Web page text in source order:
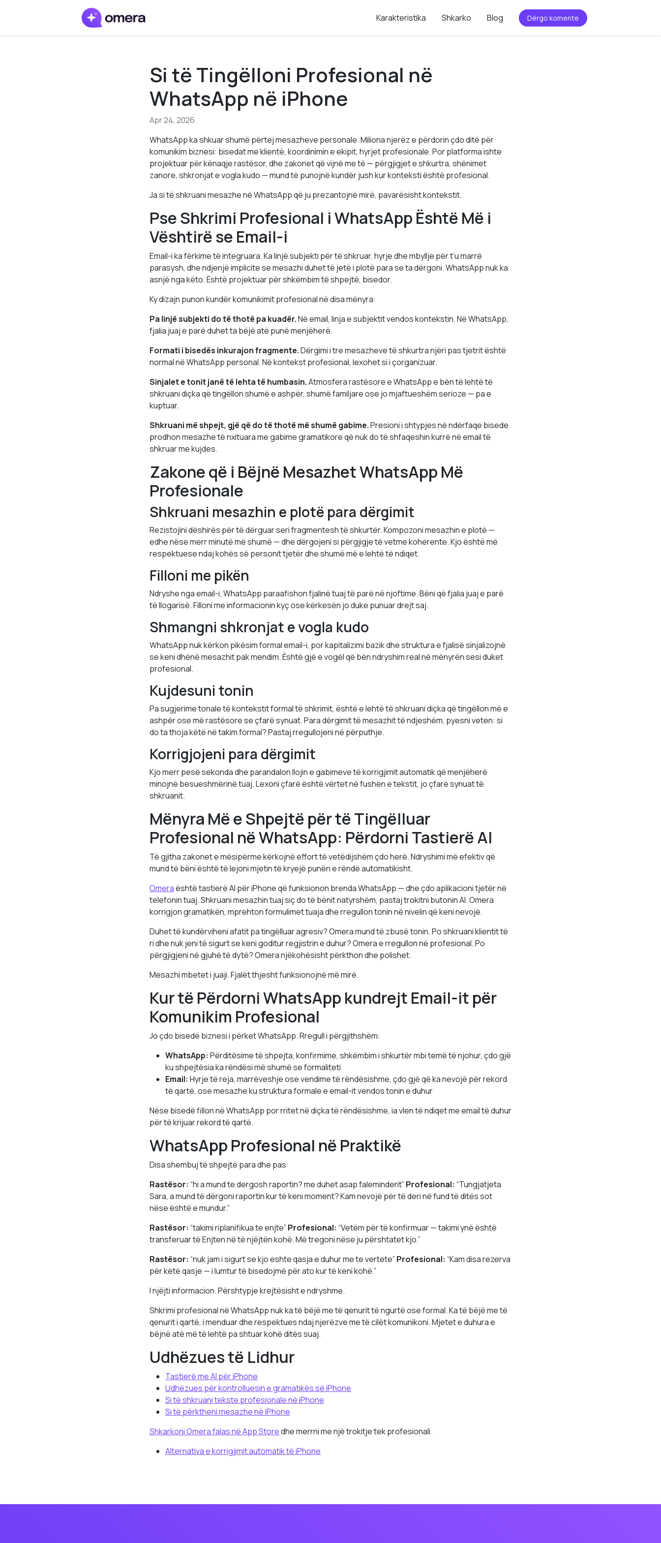
Karakteristika Shkarko Blog Dërgo komente
Si të Tingëlloni Profesional në
WhatsApp në iPhone
Apr 24, 2026
WhatsApp ka shkuar shumë përtej mesazheve personale. Miliona njerëz e përdorin çdo ditë për
komunikim biznesi: bisedat me klientë, koordinimin e ekipit, hyrjet profesionale. Por platforma ishte
projektuar për kënaqje rastësor, dhe zakonet që vijnë me të — përgjigjet e shkurtra, shënimet
zanore, shkronjat e vogla kudo — mund të punojnë kundër jush kur konteksti është profesional.
Ja si të shkruani mesazhe në WhatsApp që ju prezantojnë mirë, pavarësisht kontekstit.
Pse Shkrimi Profesional i WhatsApp Është Më i
Vështirë se Email-i
Email-i ka fërkime të integruara. Ka linjë subjekti për të shkruar, hyrje dhe mbyllje për t’u marrë
parasysh, dhe ndjenjë implicite se mesazhi duhet të jetë i plotë para se ta dërgoni. WhatsApp nuk ka
asnjë nga këto. Është projektuar për shkëmbim të shpejtë, bisedor.
Ky dizajn punon kundër komunikimit profesional në disa mënyra:
Pa linjë subjekti do të thotë pa kuadër.Në email, linja e subjektit vendos kontekstin. Në WhatsApp,
fjalia juaj e parë duhet ta bëjë atë punë menjëherë.
Formati i bisedës inkurajon fragmente.Dërgimi i tre mesazheve të shkurtra njëri pas tjetrit është
normal në WhatsApp personal. Në kontekst profesional, lexohet si i çorganizuar.
Sinjalet e tonit janë të lehta të humbasin.Atmosfera rastësore e WhatsApp e bën të lehtë të
shkruani diçka që tingëllon shumë e ashpër, shumë familjare ose jo mjaftueshëm serioze — pa e
kuptuar.
Shkruani më shpejt, gjë që do të thotë më shumë gabime.Presioni i shtypjes në ndërfaqe bisede
prodhon mesazhe të nxituara me gabime gramatikore që nuk do të shfaqeshin kurrë në email të
shkruar me kujdes.
Zakone që i Bëjnë Mesazhet WhatsApp Më
Profesionale
Shkruani mesazhin e plotë para dërgimit
Rezistojini dëshirës për të dërguar seri fragmentesh të shkurtër. Kompozoni mesazhin e plotë —
edhe nëse merr minutë më shumë — dhe dërgojeni si përgjigje të vetme koherente. Kjo është më
respektuese ndaj kohës së personit tjetër dhe shumë më e lehtë të ndiqet.
Filloni me pikën
Ndryshe nga email-i, WhatsApp paraafishon fjalinë tuaj të parë në njoftime. Bëni që fjalia juaj e parë
të llogarisë. Filloni me informacionin kyç ose kërkesën jo duke punuar drejt saj.
Shmangni shkronjat e vogla kudo
WhatsApp nuk kërkon pikësim formal email-i, por kapitalizimi bazik dhe struktura e fjalisë sinjalizojnë
se keni dhënë mesazhit pak mendim. Është gjë e vogël që bën ndryshim real në mënyrën sesi duket
profesional.
Kujdesuni tonin
Pa sugjerime tonale të kontekstit formal të shkrimit, është e lehtë të shkruani diçka që tingëllon më e
ashpër ose më rastësore se çfarë synuat. Para dërgimit të mesazhit të ndjeshëm, pyesni veten: si
do ta thoja këtë në takim formal? Pastaj rregullojeni në përputhje.
Korrigjojeni para dërgimit
Kjo merr pesë sekonda dhe parandalon llojin e gabimeve të korrigjimit automatik që menjëherë
minojnë besueshmërinë tuaj. Lexoni çfarë është vërtet në fushën e tekstit, jo çfarë synuat të
shkruanit.
Mënyra Më e Shpejtë për të Tingëlluar
Profesional në WhatsApp: Përdorni Tastierë AI
Të gjitha zakonet e mësipërme kërkojnë effort të vetëdijshëm çdo herë. Ndryshimi më efektiv që
mund të bëni është të lejoni mjetin të kryejë punën e rëndë automatikisht.
Omeraështë tastierë AI për iPhone që funksionon brenda WhatsApp — dhe çdo aplikacioni tjetër në
telefonin tuaj. Shkruani mesazhin tuaj siç do të bënit natyrshëm, pastaj trokitni butonin AI. Omera
korrigjon gramatikën, mprehton formulimet tuaja dhe rregullon tonin në nivelin që keni nevojë.
Duhet të kundërviheni afatit pa tingëlluar agresiv? Omera mund të zbusë tonin. Po shkruani klientit të
ri dhe nuk jeni të sigurt se keni goditur regjistrin e duhur? Omera e rregullon në profesional. Po
përgjigjeni në gjuhë të dytë? Omera njëkohësisht përkthon dhe polishet.
Mesazhi mbetet i juaji. Fjalët thjesht funksionojnë më mirë.
Kur të Përdorni WhatsApp kundrejt Email-it për
Komunikim Profesional
Jo çdo bisedë biznesi i përket WhatsApp. Rregull i përgjithshëm:
WhatsApp: Përditësime të shpejta, konfirmime, shkëmbim i shkurtër mbi temë të njohur, çdo gjë
ku shpejtësia ka rëndësi më shumë se formaliteti
Email: Hyrje të reja, marrëveshje ose vendime të rëndësishme, çdo gjë që ka nevojë për rekord
të qartë, ose mesazhe ku struktura formale e email-it vendos tonin e duhur
Nëse bisedë fillon në WhatsApp por rritet në diçka të rëndësishme, ia vlen të ndiqet me email të duhur
për të krijuar rekord të qartë.
WhatsApp Profesional në Praktikë
Disa shembuj të shpejtë para dhe pas:
Rastësor: “hi a mund te dergosh raportin? me duhet asap faleminderit” Profesional: “Tungjatjeta
Sara, a mund të dërgoni raportin kur të keni moment? Kam nevojë për të deri në fund të ditës sot
nëse është e mundur.”
Rastësor: “takimi riplanifikua te enjte” Profesional: “Vetëm për të konfirmuar — takimi ynë është
transferuar të Enjten në të njëjtën kohë. Më tregoni nëse ju përshtatet kjo.”
Rastësor: “nuk jam i sigurt se kjo eshte qasja e duhur me te vertete” Profesional: “Kam disa rezerva
për këtë qasje — i lumtur të bisedojmë për ato kur të keni kohë.”
I njëjti informacion. Përshtypje krejtësisht e ndryshme.
Shkrimi profesional në WhatsApp nuk ka të bëjë me të qenurit të ngurtë ose formal. Ka të bëjë me të
qenurit i qartë, i menduar dhe respektues ndaj njerëzve me të cilët komunikoni. Mjetet e duhura e
bëjnë atë më të lehtë pa shtuar kohë ditës suaj.
Udhëzues të Lidhur
Tastierë me AI për iPhone
Udhëzues për kontrolluesin e gramatikës së iPhone
Si të shkruani tekste profesionale në iPhone
Si të përktheni mesazhe në iPhone
Shkarkoni Omera falas në App Storedhe merrni me një trokitje tek profesionali.
Alternativa e korrigjimit automatik të iPhone